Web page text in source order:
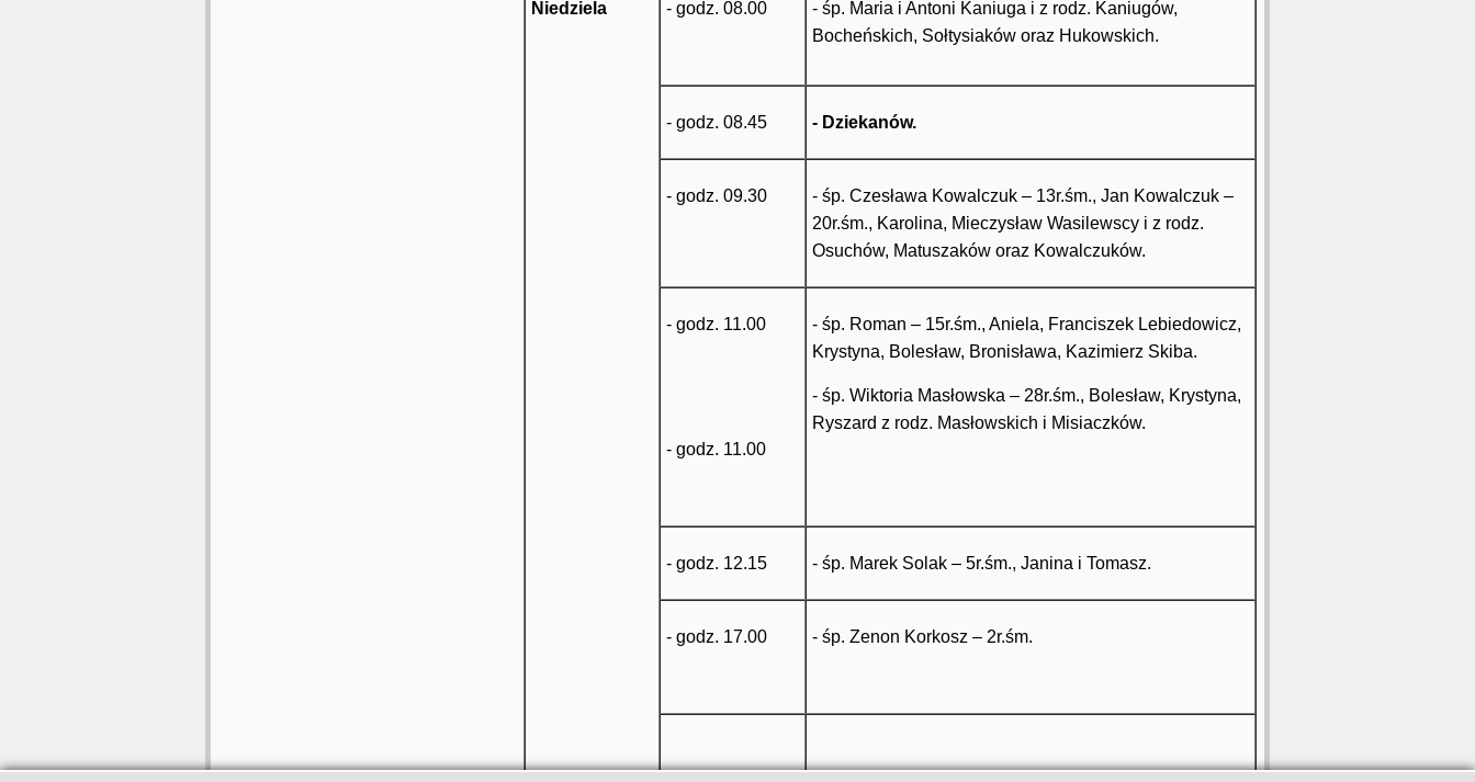
Niedziela - godz. 08.00
- śp. Maria i Antoni Kaniuga i z rodz. Kaniugów,
Bocheńskich, Sołtysiaków oraz Hukowskich.
- godz. 08.45 - Dziekanów.
- godz. 09.30
- śp. Czesława Kowalczuk – 13r.śm., Jan Kowalczuk –
20r.śm., Karolina, Mieczysław Wasilewscy i z rodz.
Osuchów, Matuszaków oraz Kowalczuków.
- godz. 11.00
- godz. 11.00
- śp. Roman – 15r.śm., Aniela, Franciszek Lebiedowicz,
Krystyna, Bolesław, Bronisława, Kazimierz Skiba.
- śp. Wiktoria Masłowska – 28r.śm., Bolesław, Krystyna,
Ryszard z rodz. Masłowskich i Misiaczków.
- godz. 12.15 - śp. Marek Solak – 5r.śm., Janina i Tomasz.
- godz. 17.00 - śp. Zenon Korkosz – 2r.śm.